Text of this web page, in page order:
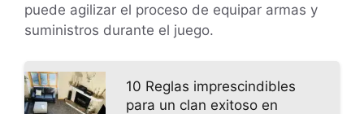
puede agilizar el proceso de equipar armas y
suministros durante el juego.
10 Reglas imprescindibles
para un clan exitoso en